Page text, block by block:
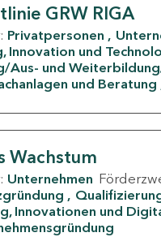
GRW RIGA
Privatpersonen
Innovation und
Aus- und
und Beratung
Wachstum
Unternehmen
Innovationen und